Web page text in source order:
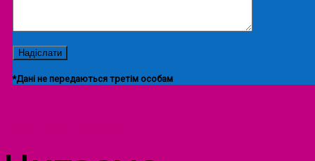
*Дані не передаються третім особам